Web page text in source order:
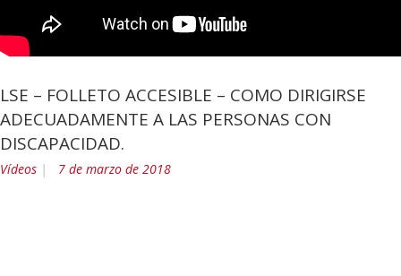
LSE – FOLLETO ACCESIBLE – COMO DIRIGIRSE
ADECUADAMENTE A LAS PERSONAS CON
DISCAPACIDAD.
Vídeos 7 de marzo de 2018